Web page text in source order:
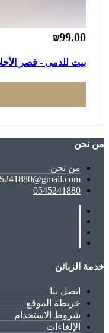
₪99.00
بيت للدمى - قصر
ﻣﻦ ﻧﺤﻦ
ﻣﻦ ﻧﺤﻦ
0545241880
خدمة الزبائن
اتصل بنا
خريطة الموقع
شروط الاستخدام
الإلغاءات